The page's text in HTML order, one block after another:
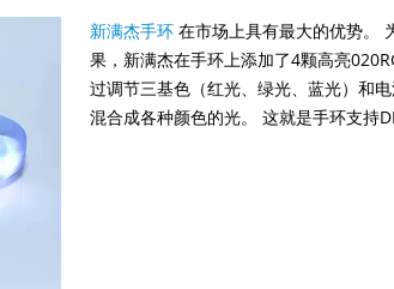
新满杰手环在市场上具有最大的优势。
果，新满杰在手环上添加了4颗高亮
过调节三基色（红光、绿光、蓝光）和电
混合成各种颜色的光。 这就是手环支持